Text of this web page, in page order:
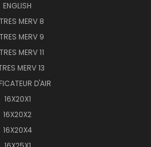
ENGLISH
MERV 8
MERV 9
MERV 11
MERV 13
D'AIR
16X20X1
16X20X2
16X20X4